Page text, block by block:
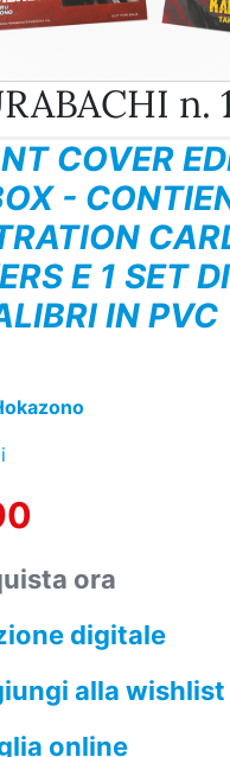
n.
COVER
-
E 1 SET DI
IN PVC
ora
digitale
alla wishlist
online